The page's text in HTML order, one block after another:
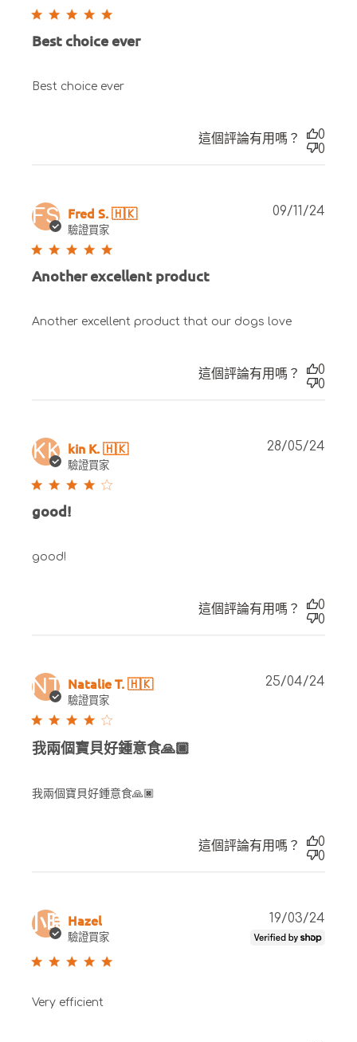
Best choice ever
Best choice ever
這個評論有用嗎？
0
0
FS Fred S. 🇭🇰
驗證買家
Another excellent product
Another excellent product that our dogs love
09/11/24
這個評論有用嗎？
0
0
KK kin K. 🇭🇰
驗證買家
good!
good!
28/05/24
這個評論有用嗎？
0
0
NT Natalie T. 🇭🇰
驗證買家
我兩個寶貝好鍾意食🙏🏿
我兩個寶貝好鍾意食🙏🏿
25/04/24
這個評論有用嗎？
0
0
小時 Hazel
驗證買家
Very efficient
19/03/24